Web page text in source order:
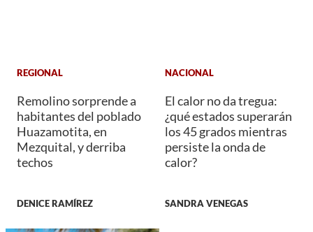
REGIONAL
Remolino sorprende a
habitantes del poblado
Huazamotita, en
Mezquital, y derriba
techos
DENICE RAMÍREZ
NACIONAL
El calor no da tregua:
¿qué estados superarán
los 45 grados mientras
persiste la onda de
calor?
SANDRA VENEGAS